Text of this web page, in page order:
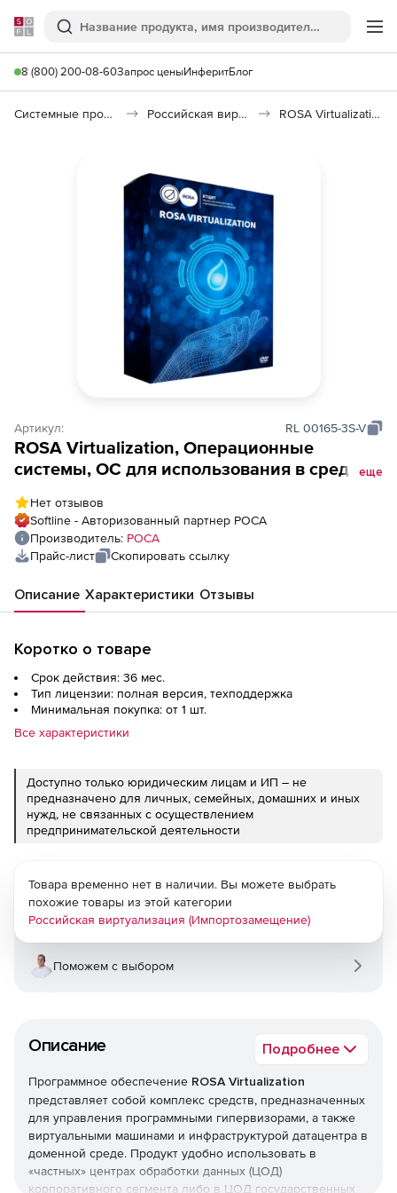
Softline
Поиск
8 (800) 200-08-60Запрос ценыИнферитБлог
Системные программы Российская виртуализация (Импортозамещение) ROSA Virtualization
Артикул: RL 00165-3S-V
ROSA Virtualization, Операционные
системы, ОС для использования в среде
сервер (включено 3 года стандартной
поддержки)
еще
Нет отзывов
Softline - Авторизованный партнер РОСА
Производитель: РОСА
Прайс-лист
Скопировать ссылку
Описание Характеристики Отзывы
Коротко о товаре
Срок действия: 36 мес.
Тип лицензии: полная версия, техподдержка
Минимальная покупка: от 1 шт.
Все характеристики
Доступно только юридическим лицам и ИП – не
предназначено для личных, семейных, домашних и иных
нужд, не связанных с осуществлением
предпринимательской деятельности
Описание Подробнее
Программное обеспечение ROSA Virtualization
представляет собой комплекс средств, предназначенных
для управления программными гипервизорами, а также
виртуальными машинами и инфраструктурой датацентра в
доменной среде. Продукт удобно использовать в
«частных» центрах обработки данных (ЦОД)
корпоративного сегмента либо в ЦОД государственных
Товара временно нет в наличии. Вы можете выбрать
похожие товары из этой категории
Российская виртуализация (Импортозамещение)
Поможем с выбором